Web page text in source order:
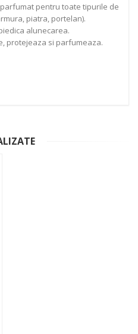
pentru toate tipurile de
piatra, portelan).
alunecarea.
protejeaza si parfumeaza.